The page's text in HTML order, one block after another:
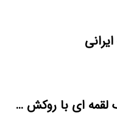
فروش عمده پشمک لقمه ای با روکش کاکائویی